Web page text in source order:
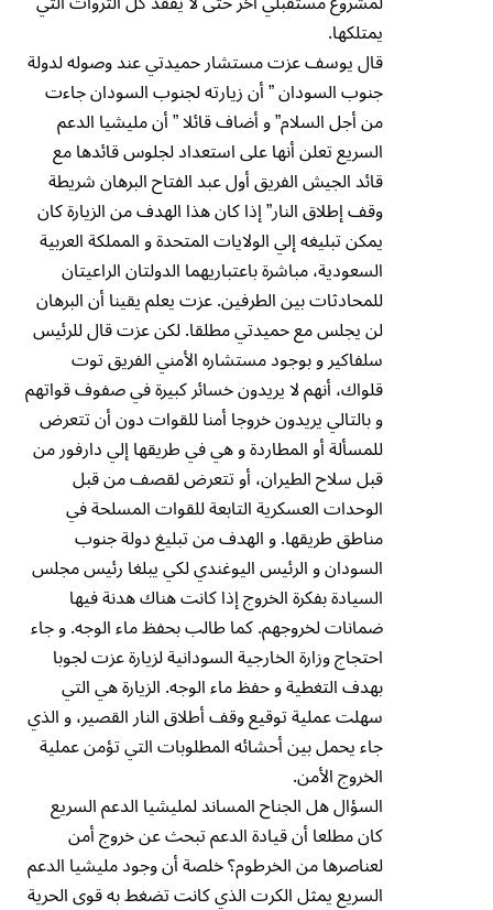
يمتلكها.
قال يوسف عزت مستشار حميدتي عند وصوله لدولة
جنوب السودان ” أن زيارته لجنوب السودان جاءت
من أجل السلام” و أضاف قائلا ” أن مليشيا الدعم
السريع تعلن أنها على استعداد لجلوس قائدها مع
قائد الجيش الفريق أول عبد الفتاح البرهان شريطة
وقف إطلاق النار” إذا كان هذا الهدف من الزيارة كان
يمكن تبليغه إلي الولايات المتحدة و المملكة العربية
السعودية، مباشرة باعتباريهما الدولتان الراعيتان
للمحادثات بين الطرفين. عزت يعلم يقينا أن البرهان
لن يجلس مع حميدتي مطلقا. لكن عزت قال للرئيس
سلفاكير و بوجود مستشاره الأمني الفريق توت
قلواك، أنهم لا يريدون خسائر كبيرة في صفوف قواتهم
و بالتالي يريدون خروجا أمنا للقوات دون أن تتعرض
للمسألة أو المطاردة و هي في طريقها إلي دارفور من
قبل سلاح الطيران، أو تتعرض لقصف من قبل
الوحدات العسكرية التابعة للقوات المسلحة في
مناطق طريقها. و الهدف من تبليغ دولة جنوب
السودان و الرئيس اليوغندي لكي يبلغا رئيس مجلس
السيادة بفكرة الخروج إذا كانت هناك هدنة فيها
ضمانات لخروجهم. كما طالب بحفظ ماء الوجه. و جاء
احتجاج وزارة الخارجية السودانية لزيارة عزت لجوبا
بهدف التغطية و حفظ ماء الوجه. الزيارة هي التي
سهلت عملية توقيع وقف أطلاق النار القصير، و الذي
جاء يحمل بين أحشائه المطلوبات التي تؤمن عملية
الخروج الأمن.
السؤال هل الجناح المساند لمليشيا الدعم السريع
كان مطلعا أن قيادة الدعم تبحث عن خروج أمن
لعناصرها من الخرطوم؟ خلصة أن وجود مليشيا الدعم
السريع يمثل الكرت الذي كانت تضغط به قوى الحرية